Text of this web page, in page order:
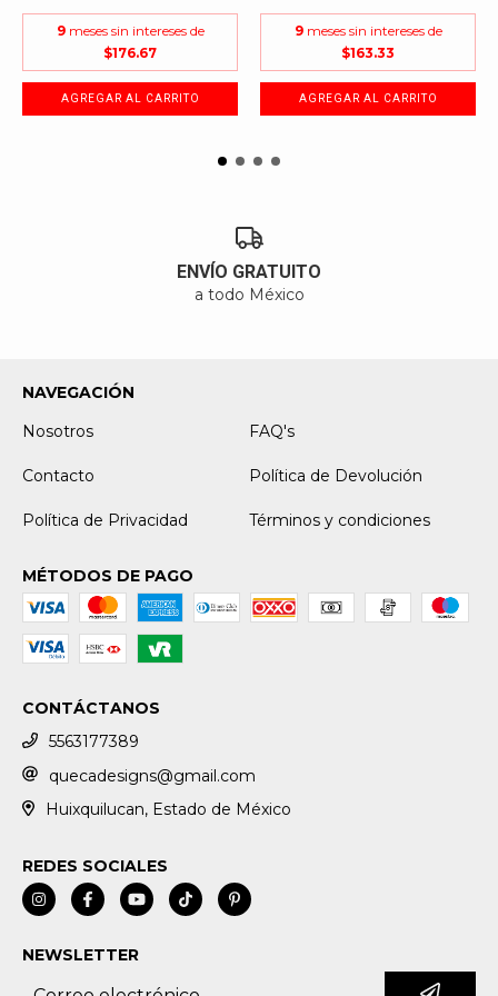
Dimensiones
Este encantador duende tiene el tamaño perfecto para
lucir como un adorno especial en tu hogar, con unas
cms). Su gorro trae un cordón que facilita colgarlo en tu
cualquier espacio donde lo coloques. Su peso es de
9 meses sin intereses de
$176.67
9 meses sin intereses de
$163.33
ENVÍO GRATUITO
a todo México
NAVEGACIÓN
Nosotros
FAQ's
Contacto Política de Devolución
Política de Privacidad Términos y condiciones
MÉTODOS DE PAGO
CONTÁCTANOS
5563177389
quecadesigns@gmail.com
Huixquilucan, Estado de México
REDES SOCIALES
NEWSLETTER